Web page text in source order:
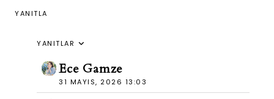
YANITLA
YANITLAR
Ece Gamze
31 MAYIS, 2026 13:03